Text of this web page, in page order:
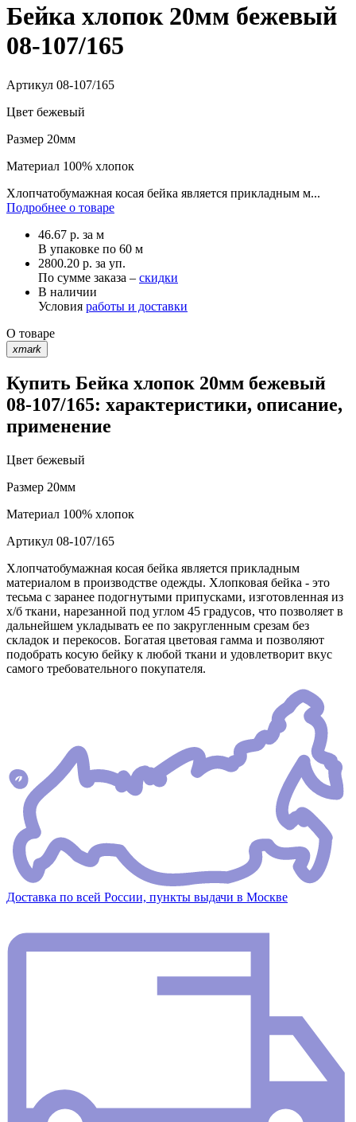
Бейка хлопок 20мм бежевый
08-107/165
Артикул 08-107/165
Цвет бежевый
Размер 20мм
Материал 100% хлопок
Хлопчатобумажная косая бейка является прикладным м...
Подробнее о товаре
46.67 р. за м
В упаковке по 60 м
2800.20 р. за уп.
По сумме заказа – скидки
В наличии
Условия работы и доставки
О товаре
xmark
Купить Бейка хлопок 20мм бежевый
08-107/165: характеристики, описание,
применение
Цвет бежевый
Размер 20мм
Материал 100% хлопок
Артикул 08-107/165
Хлопчатобумажная косая бейка является прикладным
материалом в производстве одежды. Хлопковая бейка - это
тесьма с заранее подогнутыми припусками, изготовленная из
х/б ткани, нарезанной под углом 45 градусов, что позволяет в
дальнейшем укладывать ее по закругленным срезам без
складок и перекосов. Богатая цветовая гамма и позволяют
подобрать косую бейку к любой ткани и удовлетворит вкус
самого требовательного покупателя.
Доставка по всей России, пункты выдачи в Москве